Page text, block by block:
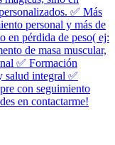
✅ Más
personal y más de
en pérdida de peso( ej:
de masa muscular,
✅ Formación
salud integral ✅
con seguimiento
en contactarme!